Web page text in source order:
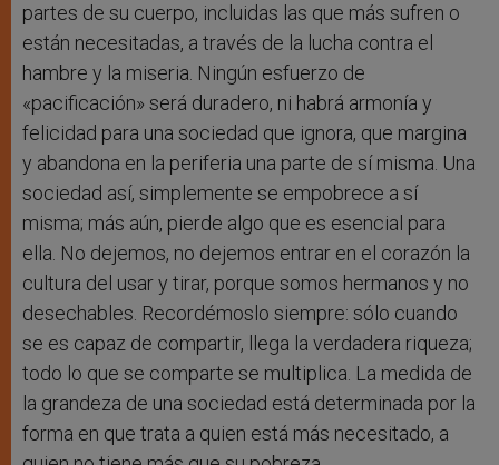
partes de su cuerpo, incluidas las que más sufren o
están necesitadas, a través de la lucha contra el
hambre y la miseria. Ningún esfuerzo de
«pacificación» será duradero, ni habrá armonía y
felicidad para una sociedad que ignora, que margina
y abandona en la periferia una parte de sí misma. Una
sociedad así, simplemente se empobrece a sí
misma; más aún, pierde algo que es esencial para
ella. No dejemos, no dejemos entrar en el corazón la
cultura del usar y tirar, porque somos hermanos y no
desechables. Recordémoslo siempre: sólo cuando
se es capaz de compartir, llega la verdadera riqueza;
todo lo que se comparte se multiplica. La medida de
la grandeza de una sociedad está determinada por la
forma en que trata a quien está más necesitado, a